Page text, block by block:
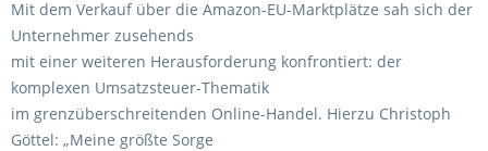
Mit dem Verkauf über die Amazon-EU-Marktplätze sah sich der
Unternehmer zusehends
mit einer weiteren Herausforderung konfrontiert: der
komplexen Umsatzsteuer-Thematik
im grenzüberschreitenden Online-Handel. Hierzu Christoph
Göttel: „Meine größte Sorge